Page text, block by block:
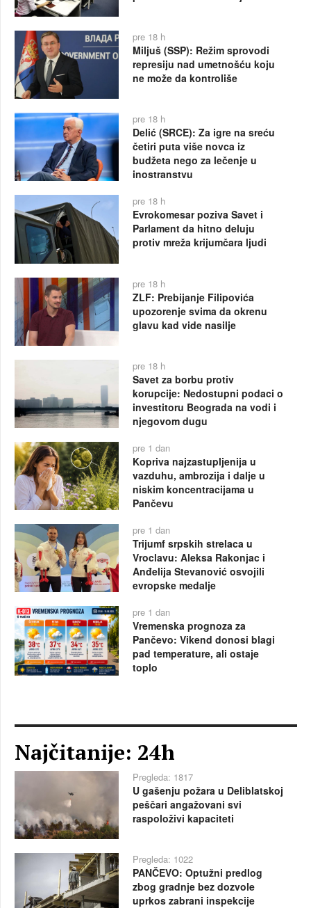
pre 18 h
Miljuš (SSP): Režim sprovodi
represiju nad umetnošću koju
ne može da kontroliše
pre 18 h
Delić (SRCE): Za igre na sreću
četiri puta više novca iz
budžeta nego za lečenje u
inostranstvu
pre 18 h
Evrokomesar poziva Savet i
Parlament da hitno deluju
protiv mreža krijumčara ljudi
pre 18 h
ZLF: Prebijanje Filipovića
upozorenje svima da okrenu
glavu kad vide nasilje
pre 18 h
Savet za borbu protiv
korupcije: Nedostupni podaci o
investitoru Beograda na vodi i
njegovom dugu
pre 1 dan
Kopriva najzastupljenija u
vazduhu, ambrozija i dalje u
niskim koncentracijama u
Pančevu
pre 1 dan
Trijumf srpskih strelaca u
Vroclavu: Aleksa Rakonjac i
Anđelija Stevanović osvojili
evropske medalje
pre 1 dan
Vremenska prognoza za
Pančevo: Vikend donosi blagi
pad temperature, ali ostaje
toplo
Najčitanije: 24h
Pregleda: 1817
U gašenju požara u Deliblatskoj
peščari angažovani svi
raspoloživi kapaciteti
Pregleda: 1022
PANČEVO: Optužni predlog
zbog gradnje bez dozvole
uprkos zabrani inspekcije